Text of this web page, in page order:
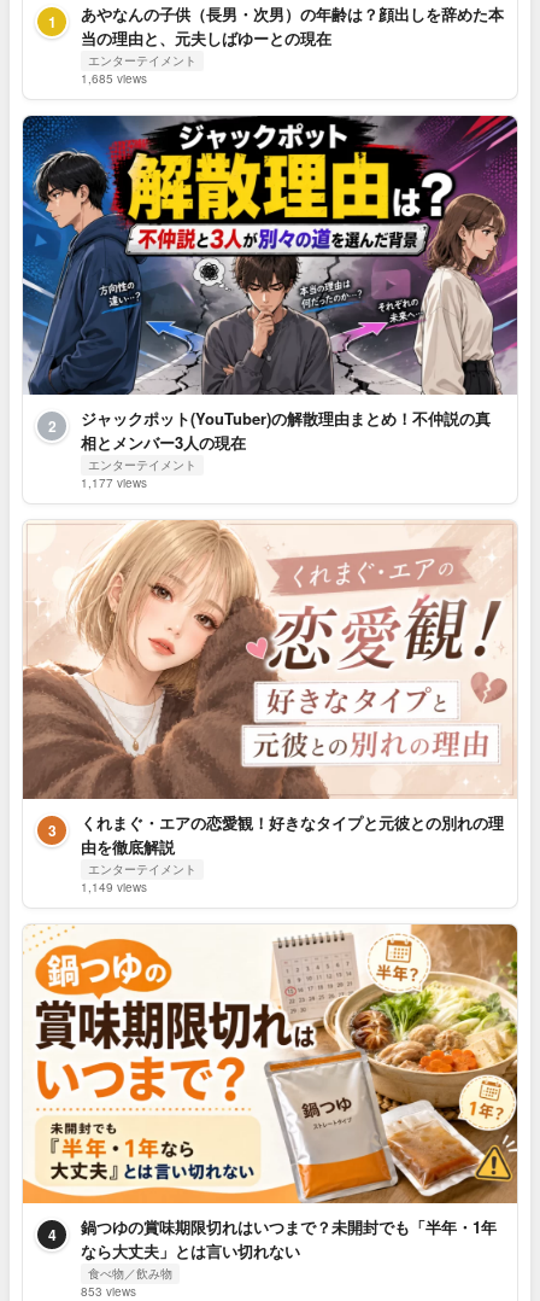
1
あやなんの子供（長男・次男）の年齢は？顔出しを辞めた本
当の理由と、元夫しばゆーとの現在
エンターテイメント
1,685 views
2
ジャックポット(YouTuber)の解散理由まとめ！不仲説の真
相とメンバー3人の現在
エンターテイメント
1,177 views
3
くれまぐ・エアの恋愛観！好きなタイプと元彼との別れの理
由を徹底解説
エンターテイメント
1,149 views
4
鍋つゆの賞味期限切れはいつまで？未開封でも「半年・1年
なら大丈夫」とは言い切れない
食べ物／飲み物
853 views